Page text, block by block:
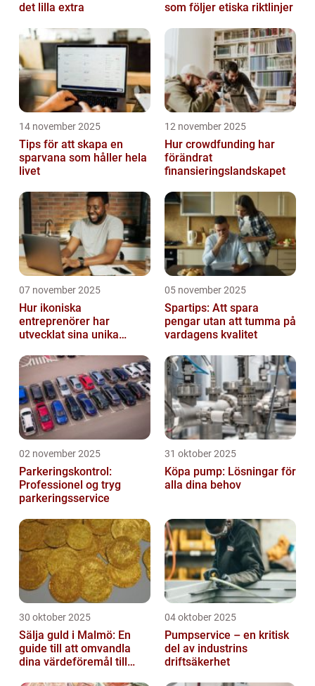
det lilla extra
som följer etiska riktlinjer
14 november 2025
Tips för att skapa en
sparvana som håller hela
livet
12 november 2025
Hur crowdfunding har
förändrat
finansieringslandskapet
07 november 2025
Hur ikoniska
entreprenörer har
utvecklat sina unika
05 november 2025
Spartips: Att spara
pengar utan att tumma på
vardagens kvalitet
02 november 2025
Parkeringskontrol:
Professionel og tryg
parkeringsservice
31 oktober 2025
Köpa pump: Lösningar för
alla dina behov
30 oktober 2025
Sälja guld i Malmö: En
guide till att omvandla
dina värdeföremål till
04 oktober 2025
Pumpservice – en kritisk
del av industrins
driftsäkerhet